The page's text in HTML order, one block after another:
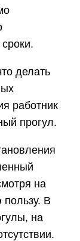
делать
работник
прогул.
на
В
на